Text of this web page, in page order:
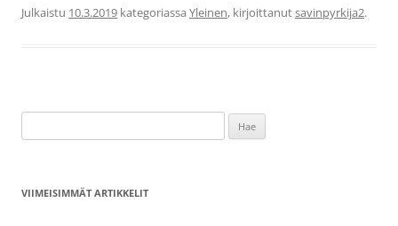
Julkaistu 10.3.2019 kategoriassa Yleinen, kirjoittanutsavinpyrkija2.
VIIMEISIMMÄT ARTIKKELIT